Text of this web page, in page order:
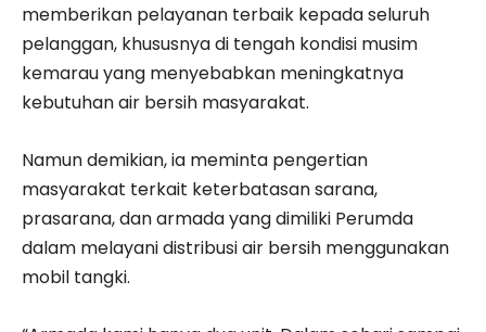
memberikan pelayanan terbaik kepada seluruh
pelanggan, khususnya di tengah kondisi musim
kemarau yang menyebabkan meningkatnya
kebutuhan air bersih masyarakat.
Namun demikian, ia meminta pengertian
masyarakat terkait keterbatasan sarana,
prasarana, dan armada yang dimiliki Perumda
dalam melayani distribusi air bersih menggunakan
mobil tangki.